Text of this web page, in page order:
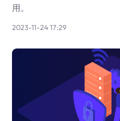
用。
2023-11-24 17:29